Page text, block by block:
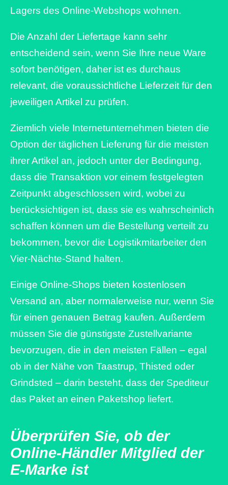
Lagers des Online-Webshops wohnen.
Die Anzahl der Liefertage kann sehr
entscheidend sein, wenn Sie Ihre neue Ware
sofort benötigen, daher ist es durchaus
relevant, die voraussichtliche Lieferzeit für den
jeweiligen Artikel zu prüfen.
Ziemlich viele Internetunternehmen bieten die
Option der täglichen Lieferung für die meisten
ihrer Artikel an, jedoch unter der Bedingung,
dass die Transaktion vor einem festgelegten
Zeitpunkt abgeschlossen wird, wobei zu
berücksichtigen ist, dass sie es wahrscheinlich
schaffen können um die Bestellung verteilt zu
bekommen, bevor die Logistikmitarbeiter den
Vier-Nächte-Stand halten.
Einige Online-Shops bieten kostenlosen
Versand an, aber normalerweise nur, wenn Sie
für einen genauen Betrag kaufen. Außerdem
müssen Sie die günstigste Zustellvariante
bevorzugen, die in den meisten Fällen – egal
ob in der Nähe von Taastrup, Thisted oder
Grindsted – darin besteht, dass der Spediteur
das Paket an einen Paketshop liefert.
Überprüfen Sie, ob der
Online-Händler Mitglied der
E-Marke ist